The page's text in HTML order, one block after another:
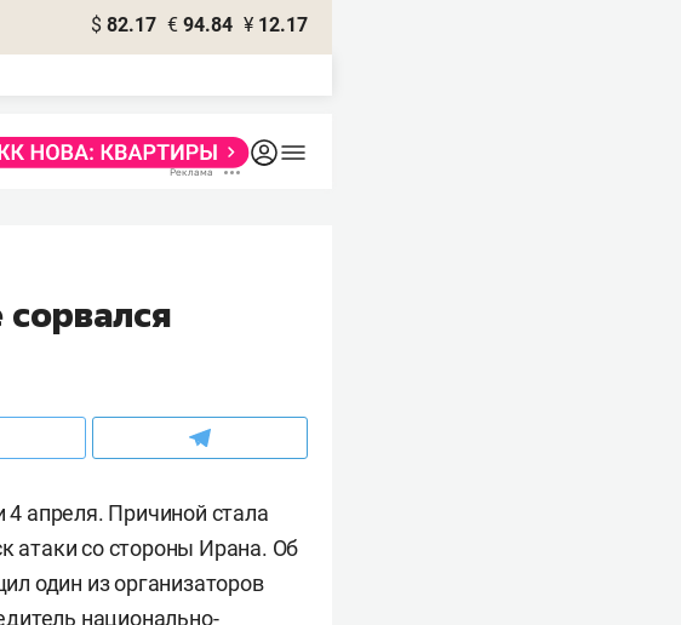
$ 82.17 € 94.84 ¥ 12.17
апреля. Причиной стала
атаки со стороны Ирана. Об
один из организаторов
национально-